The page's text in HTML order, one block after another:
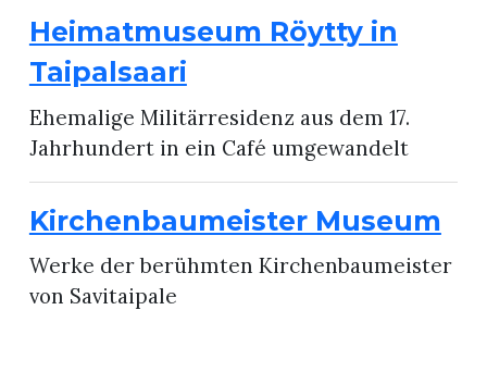
Heimatmuseum Röytty in
Taipalsaari
Ehemalige Militärresidenz aus dem 17.
Jahrhundert in ein Café umgewandelt
Kirchenbaumeister Museum
Werke der berühmten Kirchenbaumeister
von Savitaipale